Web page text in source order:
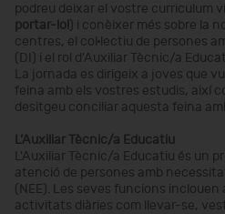
podreu deixar el vostre curriculum
portar-lo! ) i conèixer més sobre la
centres, el col·lectiu de persones
(DI) i el rol d'Auxiliar Tècnic/a
La jornada es dirigeix a joves que
feina amb els vostres estudis, així
desitgeu conciliar aquesta feina
L’Auxiliar Tècnic/a Educatiu
L'Auxiliar Tècnic/a Educatiu és un
atenció de persones amb
(NEE). Les seves funcions inclouen
activitats diàries com llevar-se,